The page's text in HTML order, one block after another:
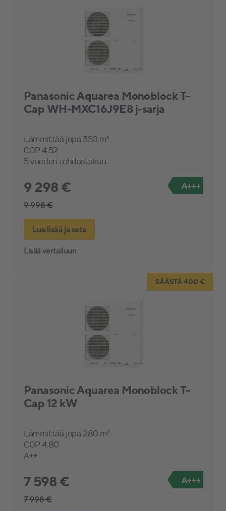
Kuljetus
Hintaluokka
12 €
Alennussuodatin
Panasonic Aquarea Monoblock T-
Cap WH-MXC16J9E8 j-sarja
Lämmittää jopa 350 m²
COP 4.52
5 vuoden tehdastakuu
9 298 €
9 998 €
A+++
Lue lisää ja osta
Lisää vertailuun
SÄÄSTÄ 400 €
Panasonic Aquarea Monoblock T-
Cap 12 kW
Lämmittää jopa 280 m²
COP 4.80
A++
7 598 €
7 998 €
A+++